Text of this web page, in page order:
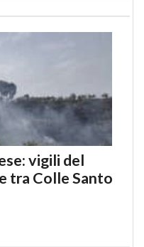
vigili del
tra Colle Santo